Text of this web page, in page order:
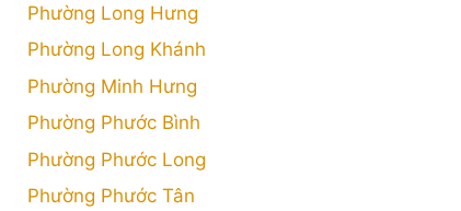
Phường Long Hưng
Phường Long Khánh
Phường Minh Hưng
Phường Phước Bình
Phường Phước Long
Phường Phước Tân